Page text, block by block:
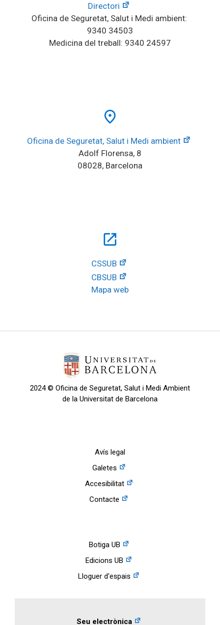
Directori
Oficina de Seguretat, Salut i Medi ambient:
9340 34503
Medicina del treball: 9340 24597
place
Oficina de Seguretat, Salut i Medi ambient
Adolf Florensa, 8
08028, Barcelona
open_in_new
CSSUB
CBSUB
Mapa web
2024 © Oficina de Seguretat, Salut i Medi Ambient
de la Universitat de Barcelona
Avís legal
Galetes
Accesibilitat
Contacte
Botiga UB
Edicions UB
Lloguer d'espais
Seu electrònica